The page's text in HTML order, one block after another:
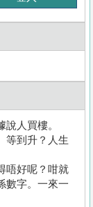
人買樓。
等到升？人生
唔好呢？咁就
數字。一來一